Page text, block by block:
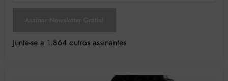
Junte-se a 1.864 outros assinantes